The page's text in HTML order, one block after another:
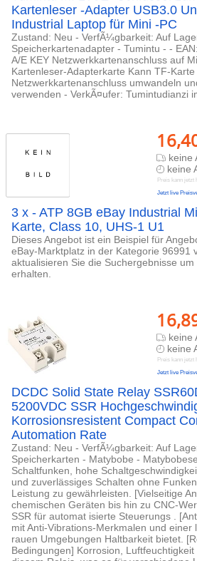
Kartenleser -Adapter USB3.0
Industrial Laptop für Mini -PC
Zustand: Neu - VerfÃ¼gbarkeit: Auf
Speicherkartenadapter - Tumintu - -
A/E KEY Netzwerkkartenanschluss auf
Kartenleser-Adapterkarte Kann TF-Karte
Netzwerkkartenanschluss umwandeln
verwenden - VerkÃ¤ufer: Tumintudianzi
keine
keine
Preis kann jetzt
Jetzt live
3 x - ATP 8GB eBay Industrial
Karte, Class 10, UHS-1 U1
Dieses Angebot ist ein Beispiel für
eBay-Marktplatz in der Kategorie 96991
aktualisieren Sie die Suchergebnisse
erhalten.
keine
keine
Preis kann jetzt
Jetzt live
DCDC Solid State Relay
5200VDC SSR
Korrosionsresistent Compact
Automation Rate
Zustand: Neu - VerfÃ¼gbarkeit: Auf
Speicherkarten - Matybobe -
Schaltfunken, hohe
und zuverlässiges Schalten ohne
Leistung zu gewährleisten. [Vielseitige
chemischen Geräten bis hin zu CNC-
SSR für automat isierte Steuerungs .
mit Anti-Vibrations-Merkmalen und einer
rauen Umgebungen Haltbarkeit bietet.
Bedingungen] Korrosion,